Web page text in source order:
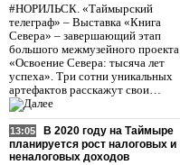
#НОРИЛЬСК. «Таймырский
телеграф» – Выставка «Книга
Севера» – завершающий этап
большого межмузейного проекта
«Освоение Севера: тысяча лет
успеха». Три сотни уникальных
артефактов расскажут свои…
13:05
В 2020 году на Таймыре
планируется рост налоговых и
неналоговых доходов